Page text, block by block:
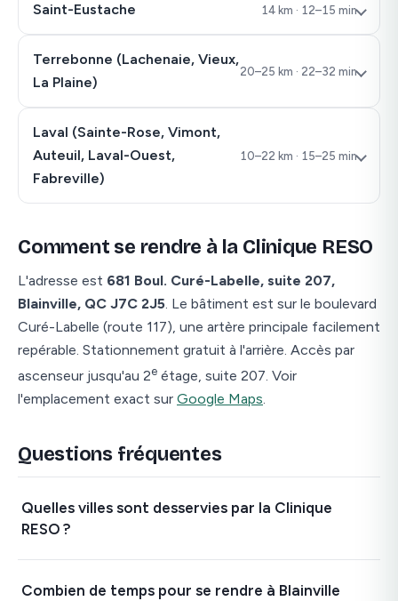
Saint-Eustache 14 km · 12–15 min
Terrebonne (Lachenaie, Vieux,
La Plaine)
20–25 km · 22–32 min
Laval (Sainte-Rose, Vimont,
Auteuil, Laval-Ouest,
Fabreville)
10–22 km · 15–25 min
Comment se rendre à la Clinique RESO
L'adresse est 681 Boul. Curé-Labelle, suite 207,
Blainville, QC J7C 2J5. Le bâtiment est sur le boulevard
Curé-Labelle (route 117), une artère principale facilement
repérable. Stationnement gratuit à l'arrière. Accès par
ascenseur jusqu'au 2e étage, suite 207. Voir
l'emplacement exact sur Google Maps.
Questions fréquentes
Quelles villes sont desservies par la Clinique
RESO ?
Combien de temps pour se rendre à Blainville